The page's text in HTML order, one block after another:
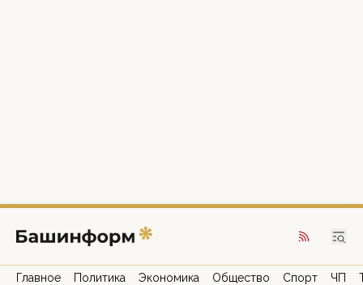
Главное Политика Экономика Общество Спорт ЧП